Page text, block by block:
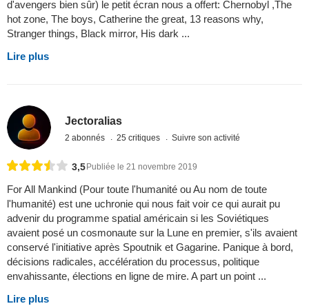
d'avengers bien sûr) le petit écran nous a offert: Chernobyl ,The
hot zone, The boys, Catherine the great, 13 reasons why,
Stranger things, Black mirror, His dark ...
Lire plus
Jectoralias
2 abonnés 25 critiques Suivre son activité
3,5 Publiée le 21 novembre 2019
For All Mankind (Pour toute l'humanité ou Au nom de toute
l'humanité) est une uchronie qui nous fait voir ce qui aurait pu
advenir du programme spatial américain si les Soviétiques
avaient posé un cosmonaute sur la Lune en premier, s'ils avaient
conservé l'initiative après Spoutnik et Gagarine. Panique à bord,
décisions radicales, accélération du processus, politique
envahissante, élections en ligne de mire. A part un point ...
Lire plus